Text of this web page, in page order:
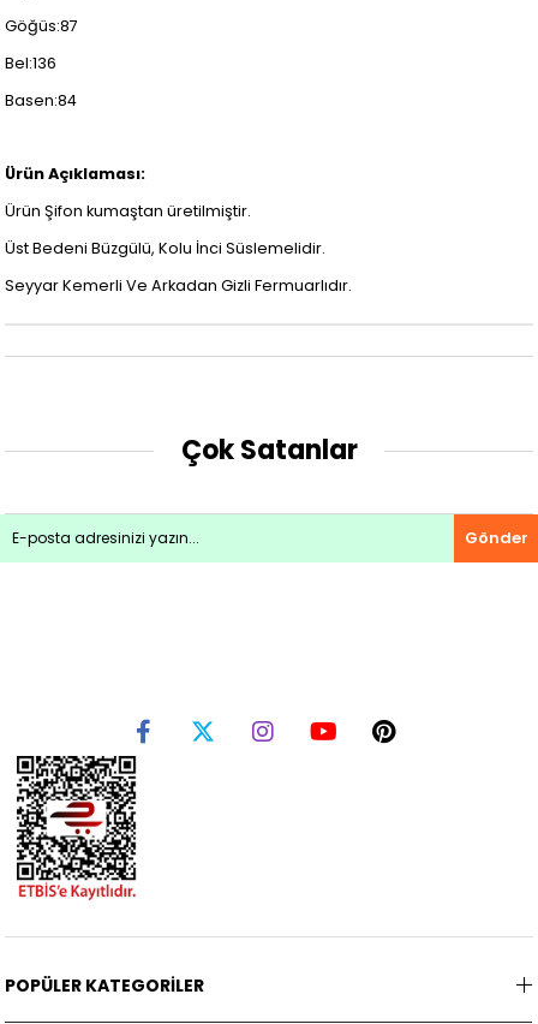
Göğüs:87
Bel:136
Basen:84
Ürün Açıklaması:
Ürün Şifon kumaştan üretilmiştir.
Üst Bedeni Büzgülü, Kolu İnci Süslemelidir.
Seyyar Kemerli Ve Arkadan Gizli Fermuarlıdır.
Çok Satanlar
Gönder
POPÜLER KATEGORİLER